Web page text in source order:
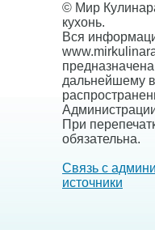
© Мир
кухонь.
Вся
дальнейшему
При
обязательна.
Связь с
источники